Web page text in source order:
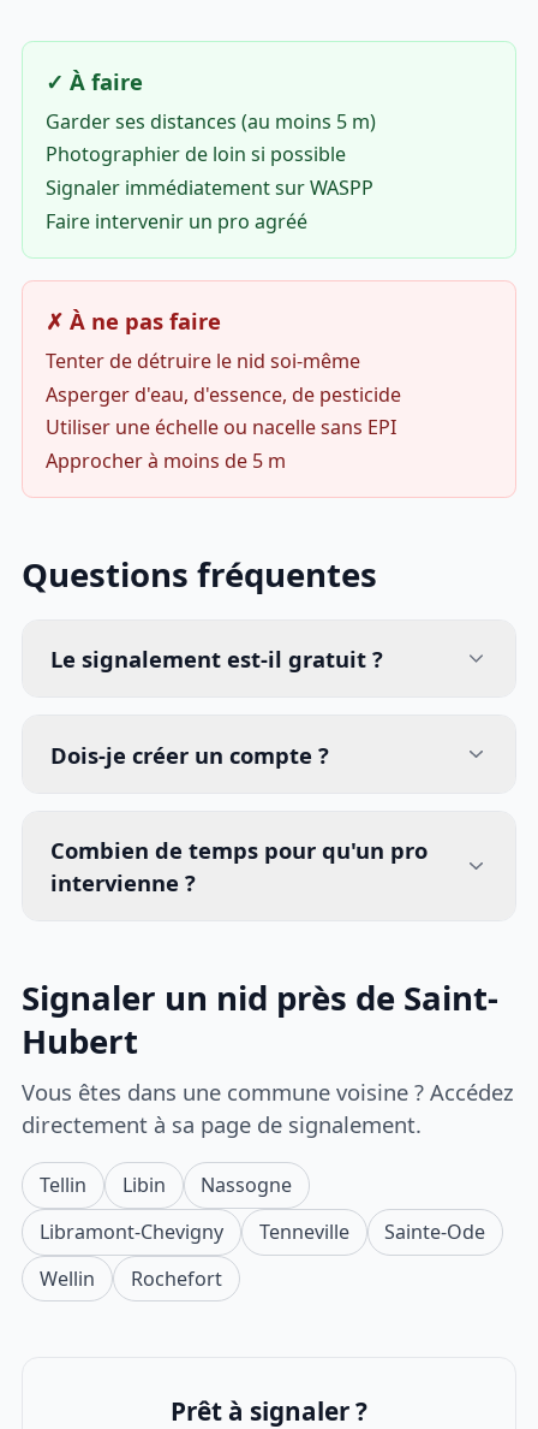
✓ À faire
Garder ses distances (au moins 5 m)
Photographier de loin si possible
Signaler immédiatement sur WASPP
Faire intervenir un pro agréé
✗ À ne pas faire
Tenter de détruire le nid soi-même
Asperger d'eau, d'essence, de pesticide
Utiliser une échelle ou nacelle sans EPI
Approcher à moins de 5 m
Questions fréquentes
Le signalement est-il gratuit ?
Dois-je créer un compte ?
Combien de temps pour qu'un pro
intervienne ?
Signaler un nid près de Saint-
Hubert
Vous êtes dans une commune voisine ? Accédez
directement à sa page de signalement.
Tellin Libin
Nassogne
Libramont-Chevigny
Tenneville
Sainte-Ode
Wellin
Rochefort
Prêt à signaler ?